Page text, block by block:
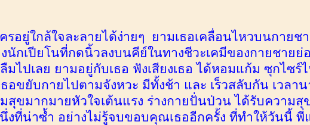
รอยู่ใกล้ใจละลายได้ง่ายๆ ยามเธอเคลื่อนไหวบนกายช
นักเปียโนที่กดนิ้วลงบนคีย์ในทางชีวะเคมีของกายชาย
มไปเลย ยามอยู่กับเธอ ฟังเสียงเธอ ได้หอมแก้ม ซุกไซร์
ธอขยับกายไปตามจังหวะ มีทั้งช้า และ เร็วสลับกัน เวลา
สุขมากมายหัวใจเต้นแรง ร่างกายปั่นป่วน ได้รับความสุ
งที่น่าซ้ำ อย่างไม่รู้จบขอบคุณเธออีกครั้ง ที่ทำให้วันนี้ พี่